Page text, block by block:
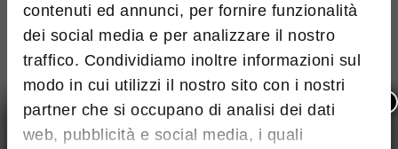
contenuti ed annunci, per fornire funzionalità
dei social media e per analizzare il nostro
traffico. Condividiamo inoltre informazioni sul
modo in cui utilizzi il nostro sito con i nostri
partner che si occupano di analisi dei dati
web, pubblicità e social media, i quali
si applicano le norme sullaprivacyed i
Termini di serviziodi Google.
×